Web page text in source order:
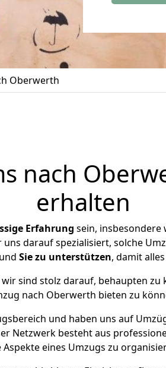
Oberwerth
nach
erhalten
Erfahrung sein, insbesondere
darauf spezialisiert, solche
Sie zu unterstützen, damit
sind stolz darauf, behaupten
nach Oberwerth bieten zu
und haben uns auf
Netzwerk besteht aus
Aspekte eines Umzugs zu